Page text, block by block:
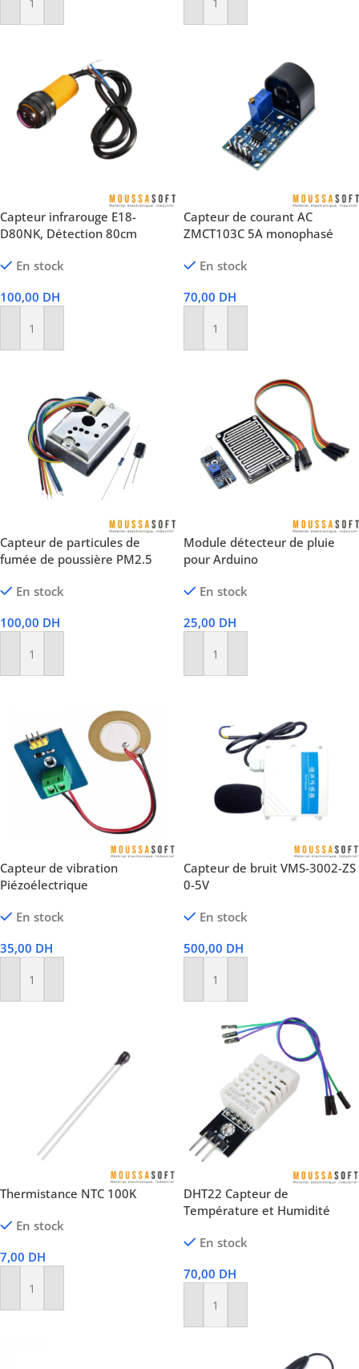
Ajouter Au Panier Ajouter Au Panier
Capteur infrarouge E18-
D80NK, Détection 80cm
En stock
100,00 DH
Ajouter Au Panier
Capteur de courant AC
ZMCT103C 5A monophasé
En stock
70,00 DH
Ajouter Au Panier
Capteur de particules de
fumée de poussière PM2.5
En stock
100,00 DH
Ajouter Au Panier
Module détecteur de pluie
pour Arduino
En stock
25,00 DH
Ajouter Au Panier
Capteur de vibration
Piézoélectrique
En stock
35,00 DH
Ajouter Au Panier
Capteur de bruit VMS-3002-ZS
0-5V
En stock
500,00 DH
Ajouter Au Panier
Thermistance NTC 100K
En stock
7,00 DH
Ajouter Au Panier
DHT22 Capteur de
Température et Humidité
En stock
70,00 DH
Ajouter Au Panier